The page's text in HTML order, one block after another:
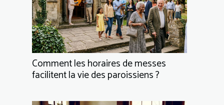
Comment les horaires de messes
facilitent la vie des paroissiens ?